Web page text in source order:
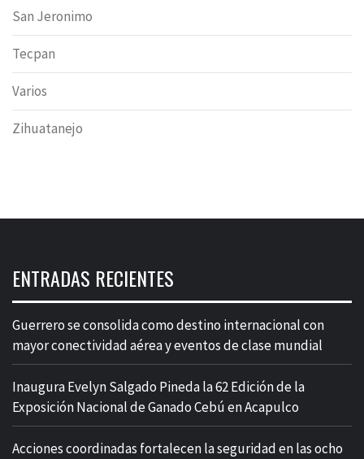
San Jeronimo
Tecpan
Varios
Zihuatanejo
ENTRADAS RECIENTES
Guerrero se consolida como destino internacional con
mayor conectividad aérea y eventos de clase mundial
Inaugura Evelyn Salgado Pineda la 62 Edición de la
Exposición Nacional de Ganado Cebú en Acapulco
Acciones coordinadas fortalecen la seguridad en las ocho